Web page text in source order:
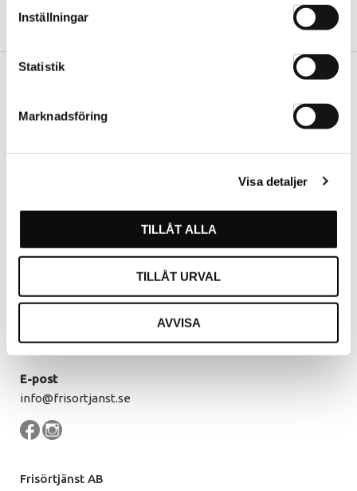
Inställningar
Statistik
Marknadsföring
Visa detaljer
TILLÅT ALLA
TILLÅT URVAL
AVVISA
Kommendörsgatan 9
07.30 - 16.00
Fredag
07.30 - 14.30
12.00 - 13.00
E-post
info@frisortjanst.se
Frisörtjänst AB